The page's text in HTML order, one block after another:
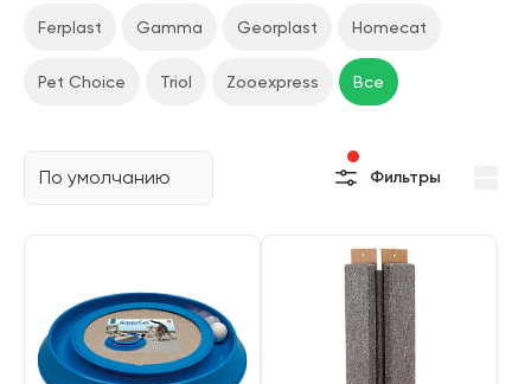
Ferplast Gamma Georplast Homecat
Pet Choice Triol Zooexpress Все
По умолчанию Фильтры